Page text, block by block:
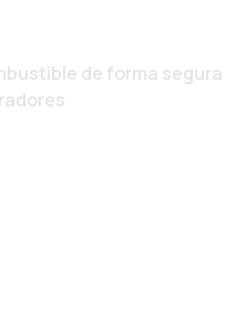
de forma segura